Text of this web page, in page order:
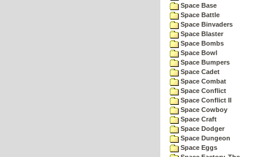
Space Base
Space Battle
Space Binvaders
Space Blaster
Space Bombs
Space Bowl
Space Bumpers
Space Cadet
Space Combat
Space Conflict
Space Conflict II
Space Cowboy
Space Craft
Space Dodger
Space Dungeon
Space Eggs